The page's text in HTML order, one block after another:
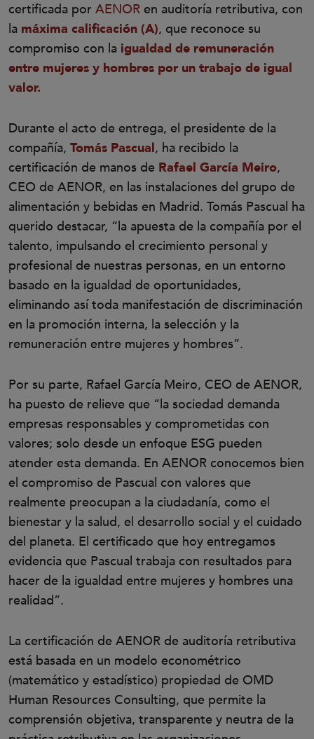
certificada por AENOR en auditoría retributiva, con
la máxima calificación (A), que reconoce su
compromiso con la igualdad de remuneración
entre mujeres y hombres por un trabajo de igual
valor.
Durante el acto de entrega, el presidente de la
compañía, Tomás Pascual, ha recibido la
certificación de manos de Rafael García Meiro,
CEO de AENOR, en las instalaciones del grupo de
alimentación y bebidas en Madrid. Tomás Pascual ha
querido destacar, “la apuesta de la compañía por el
talento, impulsando el crecimiento personal y
profesional de nuestras personas, en un entorno
basado en la igualdad de oportunidades,
eliminando así toda manifestación de discriminación
en la promoción interna, la selección y la
remuneración entre mujeres y hombres”.
Por su parte, Rafael García Meiro, CEO de AENOR,
ha puesto de relieve que “la sociedad demanda
empresas responsables y comprometidas con
valores; solo desde un enfoque ESG pueden
atender esta demanda. En AENOR conocemos bien
el compromiso de Pascual con valores que
realmente preocupan a la ciudadanía, como el
bienestar y la salud, el desarrollo social y el cuidado
del planeta. El certificado que hoy entregamos
evidencia que Pascual trabaja con resultados para
hacer de la igualdad entre mujeres y hombres una
realidad”.
La certificación de AENOR de auditoría retributiva
está basada en un modelo econométrico
(matemático y estadístico) propiedad de OMD
Human Resources Consulting, que permite la
comprensión objetiva, transparente y neutra de la